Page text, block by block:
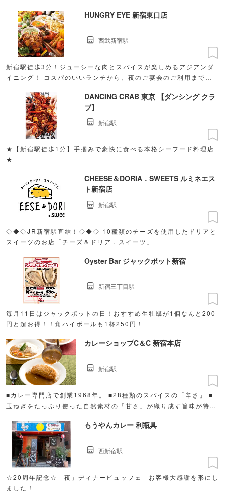
HUNGRY EYE 新宿東口店
新宿駅徒歩3分！ジューシーな肉とスパイスが楽しめるアジアンダ
イニング！ コスパのいいランチから、夜のご宴会のご利用まで幅
西武新宿駅
DANCING CRAB 東京 【ダンシング クラ
ブ】
★【新宿駅徒歩1分】手掴みで豪快に食べる本格シーフード料理店
★
新宿駅
CHEESE＆DORIA．SWEETS ルミネエス
ト新宿店
◇◆◇JR新宿駅直結！◇◆◇ 10種類のチーズを使用したドリアと
スイーツのお店「チーズ＆ドリア．スイーツ」
新宿駅
Oyster Bar ジャックポット新宿
毎月11日はジャックポットの日！おすすめ生牡蠣が1個なんと200
円と超お得！！角ハイボールも1杯250円！
新宿三丁目駅
カレーショップC＆C 新宿本店
■カレー専門店で創業1968年。 ■28種類のスパイスの「辛さ」 ■
玉ねぎをたっぷり使った自然素材の「甘さ」が織り成す旨味が特
新宿駅
もうやんカレー 利瓶具
☆20周年記念☆「夜」ディナービュッフェ お客様大感謝を形にし
ました！
西新宿駅